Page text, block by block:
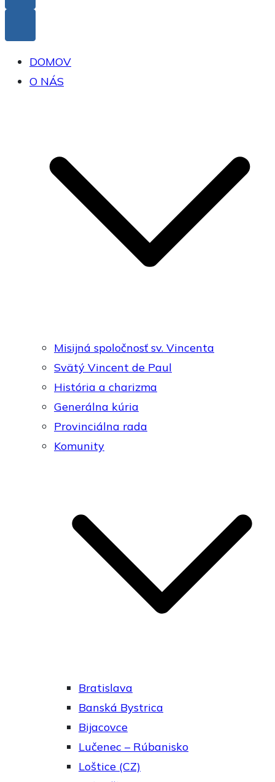
DOMOV
O NÁS
Misijná spoločnosť sv. Vincenta
Svätý Vincent de Paul
História a charizma
Generálna kúria
Provinciálna rada
Komunity
Bratislava
Banská Bystrica
Bijacovce
Lučenec – Rúbanisko
Loštice (CZ)